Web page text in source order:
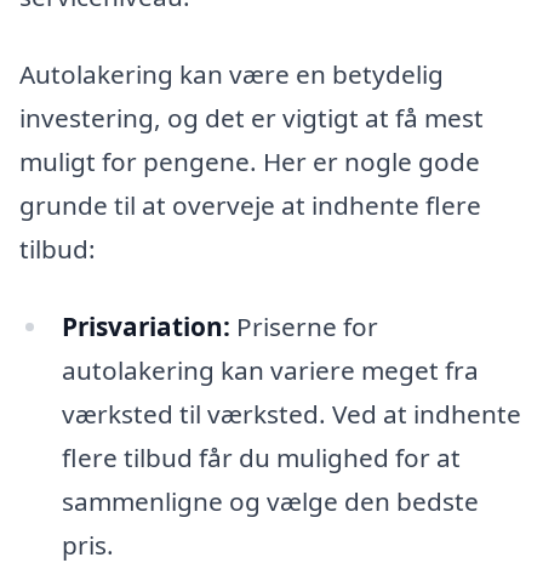
Autolakering kan være en betydelig
investering, og det er vigtigt at få mest
muligt for pengene. Her er nogle gode
grunde til at overveje at indhente flere
tilbud:
Prisvariation: Priserne for
autolakering kan variere meget fra
værksted til værksted. Ved at indhente
flere tilbud får du mulighed for at
sammenligne og vælge den bedste
pris.